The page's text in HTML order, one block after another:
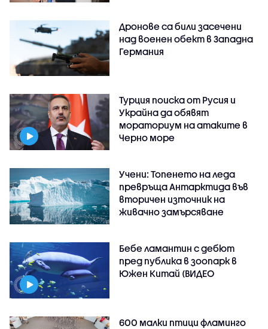
Дронове са били засечени
над военен обект в Западна
Германия
Турция поиска от Русия и
Украйна да обявят
мораториум на атаките в
Черно море
Учени: Топенето на леда
превръща Антарктида във
вторичен източник на
живачно замърсяване
Бебе ламантин с дебют
пред публика в зоопарк в
Южен Китай (ВИДЕО
600 малки птици фламинго